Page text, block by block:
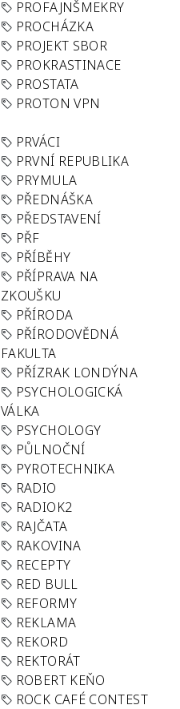
PROFAJNŠMEKRY
PROCHÁZKA
PROJEKT SBOR
PROKRASTINACE
PROSTATA
PROTON VPN
PRVÁCI
PRVNÍ REPUBLIKA
PRYMULA
PŘEDNÁŠKA
PŘEDSTAVENÍ
PŘF
PŘÍBĚHY
PŘÍPRAVA NA
ZKOUŠKU
PŘÍRODA
PŘÍRODOVĚDNÁ
FAKULTA
PŘÍZRAK LONDÝNA
PSYCHOLOGICKÁ
VÁLKA
PSYCHOLOGY
PŮLNOČNÍ
PYROTECHNIKA
RADIO
RADIOK2
RAJČATA
RAKOVINA
RECEPTY
RED BULL
REFORMY
REKLAMA
REKORD
REKTORÁT
ROBERT KEŇO
ROCK CAFÉ CONTEST